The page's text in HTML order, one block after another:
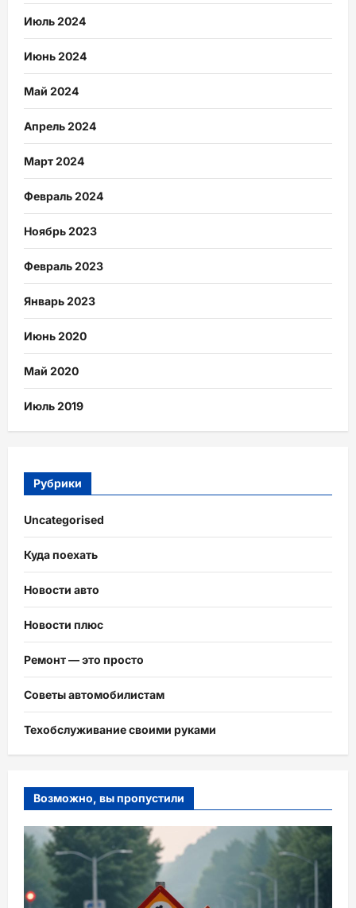
Июль 2024
Июнь 2024
Май 2024
Апрель 2024
Март 2024
Февраль 2024
Ноябрь 2023
Февраль 2023
Январь 2023
Июнь 2020
Май 2020
Июль 2019
Рубрики
Uncategorised
Куда поехать
Новости авто
Новости плюс
Ремонт — это просто
Советы автомобилистам
Техобслуживание своими руками
Возможно, вы пропустили